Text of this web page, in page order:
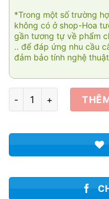
*Trong một số trường
không có ở shop-Hoa
gần tương tự về phẩm
.. để đáp ứng nhu cầu
đảm bảo tính nghệ
Bình hoa Baby 668 số